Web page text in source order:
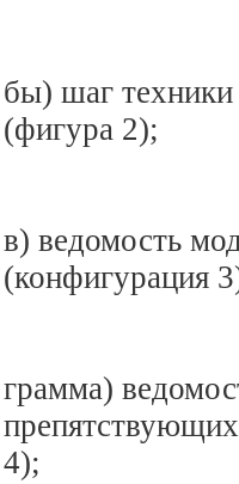
бы) шаг
(фигура 2);
в) ведомость
(конфигурация
грамма)
4);